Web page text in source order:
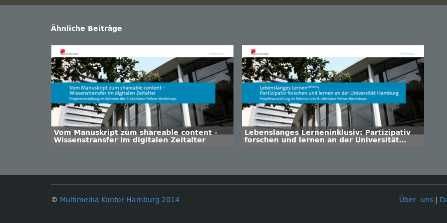
Ähnliche Beiträge
Vom Manuskript zum shareable content -
Wissenstransfer im digitalen Zeitalter
Lebenslanges Lerneninklusiv: Partizipativ
forschen und lernen an der Universität
Über uns
© Multimedia Kontor Hamburg 2014